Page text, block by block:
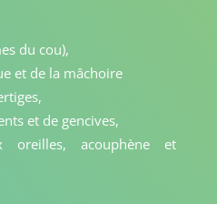
du cou),
et de la mâchoire
et de gencives,
oreilles, acouphène et